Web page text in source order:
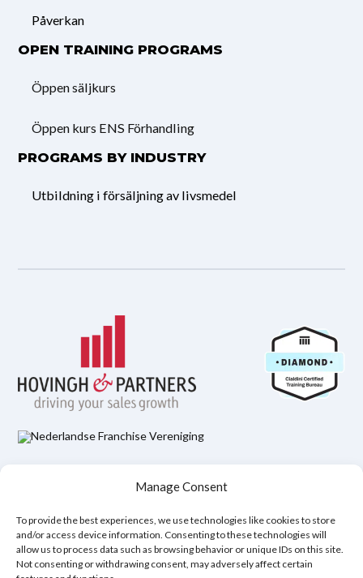
Manage Consent
To provide the best experiences, we use technologies like cookies to store
and/or access device information. Consenting to these technologies will
allow us to process data such as browsing behavior or unique IDs on this site.
Not consenting or withdrawing consent, may adversely affect certain
Påverkan
OPEN TRAINING PROGRAMS
Öppen säljkurs
Öppen kurs ENS Förhandling
PROGRAMS BY INDUSTRY
Utbildning i försäljning av livsmedel
Juridisk ansvarsfriskrivning
Policy för cookies (EU)
Copyright © 2026